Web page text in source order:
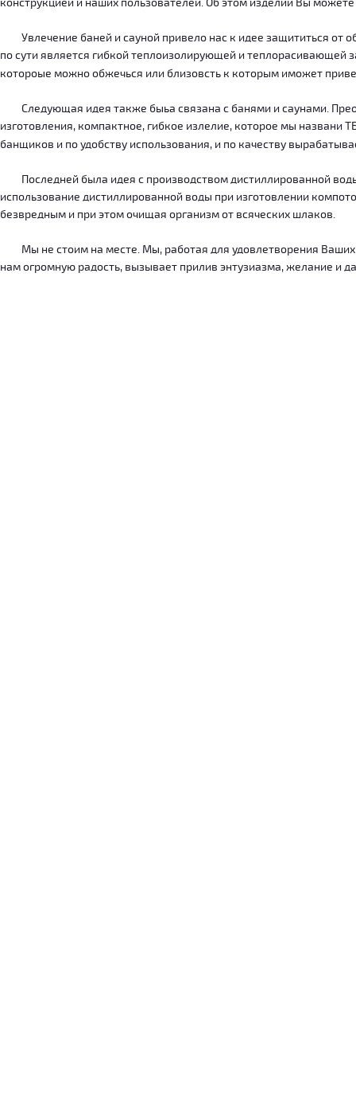
конструкцией и наших пользователей. Об этом изделии Вы
Увлечение баней и сауной привело нас к идее защититься от
по сути является гибкой теплоизолирующей и теплорасивающей
котороые можно обжечься или близовсть к которым иможет
Следующая идея также быьа связана с банями и саунами.
изготовления, компактное, гибкое излелие, которое мы
банщиков и по удобству использования, и по качеству
Последней была идея с производством дистиллированной
использование дистиллированной воды при изготовлении
безвредным и при этом очищая организм от всяческих шлаков.
Мы не стоим на месте. Мы, работая для удовлетворения Ваших
нам огромную радость, вызывает прилив энтузиазма, желание и